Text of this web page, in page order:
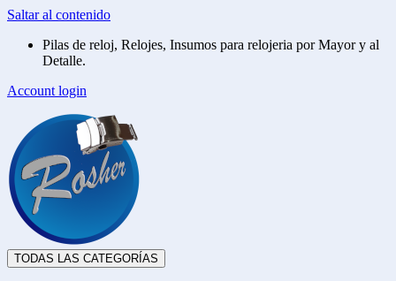
Saltar al contenido
Pilas de reloj, Relojes, Insumos para relojeria por Mayor y al
Detalle.
Account login
TODAS LAS CATEGORÍAS